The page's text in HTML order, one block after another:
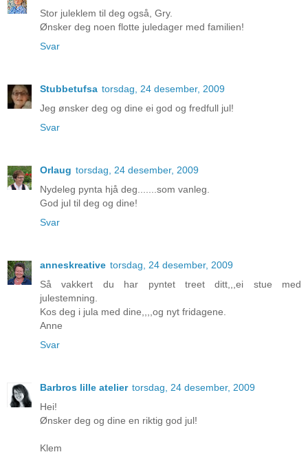
Stor juleklem til deg også, Gry.
Ønsker deg noen flotte juledager med familien!
Svar
Stubbetufsa torsdag, 24 desember, 2009
Jeg ønsker deg og dine ei god og fredfull jul!
Svar
Orlaug torsdag, 24 desember, 2009
Nydeleg pynta hjå deg.......som vanleg.
God jul til deg og dine!
Svar
anneskreative torsdag, 24 desember, 2009
Så vakkert du har pyntet treet ditt,,,ei stue med
julestemning.
Kos deg i jula med dine,,,,og nyt fridagene.
Anne
Svar
Barbros lille atelier torsdag, 24 desember, 2009
Hei!
Ønsker deg og dine en riktig god jul!
Klem